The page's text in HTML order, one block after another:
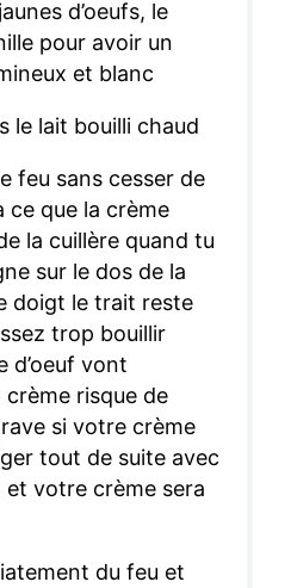
d’oeufs, le
pour avoir un
et blanc
le lait bouilli chaud
feu sans cesser de
ce que la crème
la cuillère quand tu
sur le dos de la
doigt le trait reste
trop bouillir
d’oeuf vont
crème risque de
si votre crème
tout de suite avec
et votre crème sera
du feu et